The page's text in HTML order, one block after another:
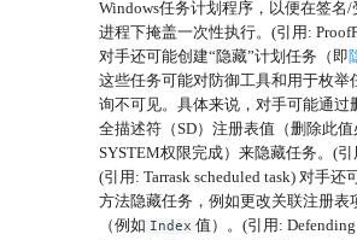
Windows任务计划程序，以便在签名
进程下掩盖一次性执行。(引用:
对手还可能创建“隐藏”计划任务（即
这些任务可能对防御工具和用于枚举
询不可见。具体来说，对手可能通过
全描述符（SD）注册表值（删除此
SYSTEM权限完成）来隐藏任务。(引
(引用: Tarrask scheduled task) 对手还
方法隐藏任务，例如更改关联注册表
（例如 Index 值）。(引用: